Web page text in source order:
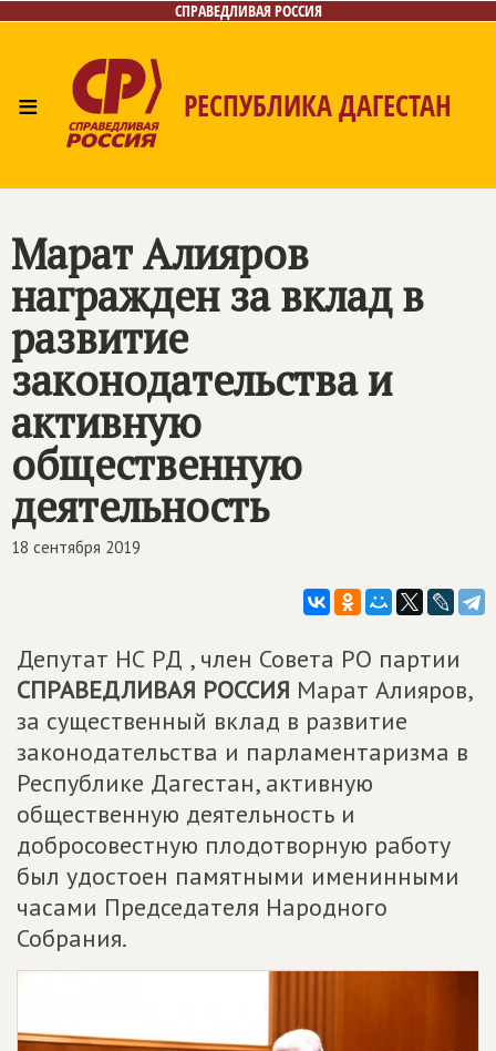
СПРАВЕДЛИВАЯ РОССИЯ
≡ РЕСПУБЛИКА ДАГЕСТАН
Марат Алияров
награжден за вклад в
развитие
законодательства и
активную
общественную
деятельность
18 сентября 2019
Депутат НС РД , член Совета РО партии
СПРАВЕДЛИВАЯ РОССИЯ Марат Алияров,
за существенный вклад в развитие
законодательства и парламентаризма в
Республике Дагестан, активную
общественную деятельность и
добросовестную плодотворную работу
был удостоен памятными именинными
часами Председателя Народного
Собрания.